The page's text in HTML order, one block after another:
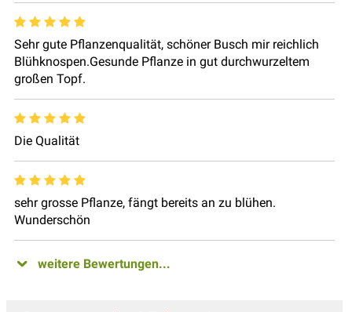
Sehr gute Pflanzenqualität, schöner Busch mir reichlich
Blühknospen.Gesunde Pflanze in gut durchwurzeltem
großen Topf.
Die Qualität
sehr grosse Pflanze, fängt bereits an zu blühen.
Wunderschön
weitere Bewertungen...